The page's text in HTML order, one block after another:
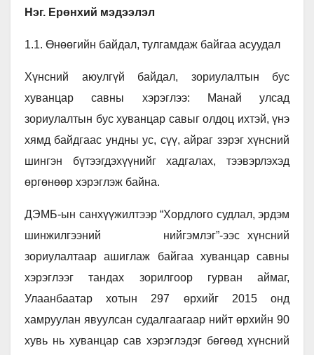
Нэг. Ерөнхий мэдээлэл
1.1. Өнөөгийн байдал, тулгамдаж байгаа асуудал
Хүнсний аюулгүй байдал, зориулалтын бус
хуванцар савны хэрэглээ: Манай улсад
зориулалтын бус хуванцар савыг олдоц ихтэй, үнэ
хямд байдгаас ундны ус, сүү, айраг зэрэг хүнсний
шингэн бүтээгдэхүүнийг хадгалах, тээвэрлэхэд
өргөнөөр хэрэглэж байна.
ДЭМБ-ын санхүүжилтээр “Хордлого судлал, эрдэм
шинжилгээний нийгэмлэг”-ээс хүнсний
зориулалтаар ашиглаж байгаа хуванцар савны
хэрэглээг тандах зорилгоор гурван аймаг,
Улаанбаатар хотын 297 өрхийг 2015 онд
хамруулан явуулсан судалгаагаар нийт өрхийн 90
хувь нь хуванцар сав хэрэглэдэг бөгөөд хүнсний